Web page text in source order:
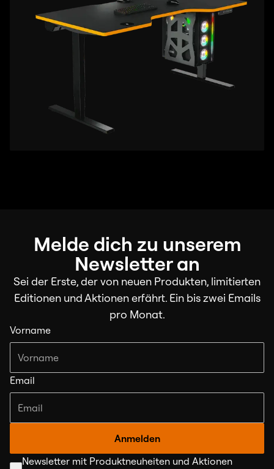
Melde dich zu unserem
Newsletter an
Sei der Erste, der von neuen Produkten, limitierten
Editionen und Aktionen erfährt. Ein bis zwei Emails
pro Monat.
Vorname
Email
Anmelden
Newsletter mit Produktneuheiten und Aktionen